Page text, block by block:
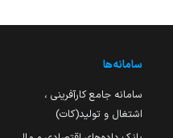
سامانه‌ها
سامانه جامع کارآفرینی ،
اشتغال و تولید(کات)